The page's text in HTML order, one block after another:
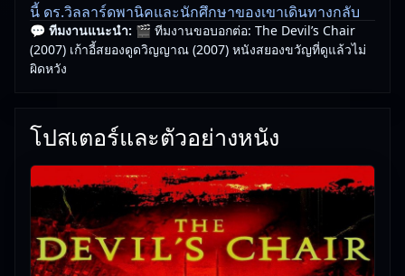
นี้ ดร.วิลลาร์ดพานิคและนักศึกษาของเขาเดินทางกลับ
ไปยังสถานที่เกิดเหตุอีกครั้ง แต่สิ่งที่พวกเขาพบกลับเป็น
ความลับอันน่าสยดสยองที่ซ่อนอยู่ในอาคารร้างหลังนั้น
ภาพยนตร์หนังใหม่ชนโรงพร้อมให้รับชมออนไลน์แล้ว
The Devil’s Chair (2007) เก้าอี้สยองดูดวิญญาณ เป็น
หนังใหม่ชนโรงที่มีเนื้อเรื่องน่าติดตามดูเพลิน ๆ
👍 The Devil’s Chair (2007) เก้าอี้สยองดูดวิญญาณ —
💬 ทีมงานแนะนำ: 🎬 ทีมงานขอบอกต่อ: The Devil’s Chair
(2007) เก้าอี้สยองดูดวิญญาณ (2007) หนังสยองขวัญที่ดูแล้วไม่
ผิดหวัง
โปสเตอร์และตัวอย่างหนัง